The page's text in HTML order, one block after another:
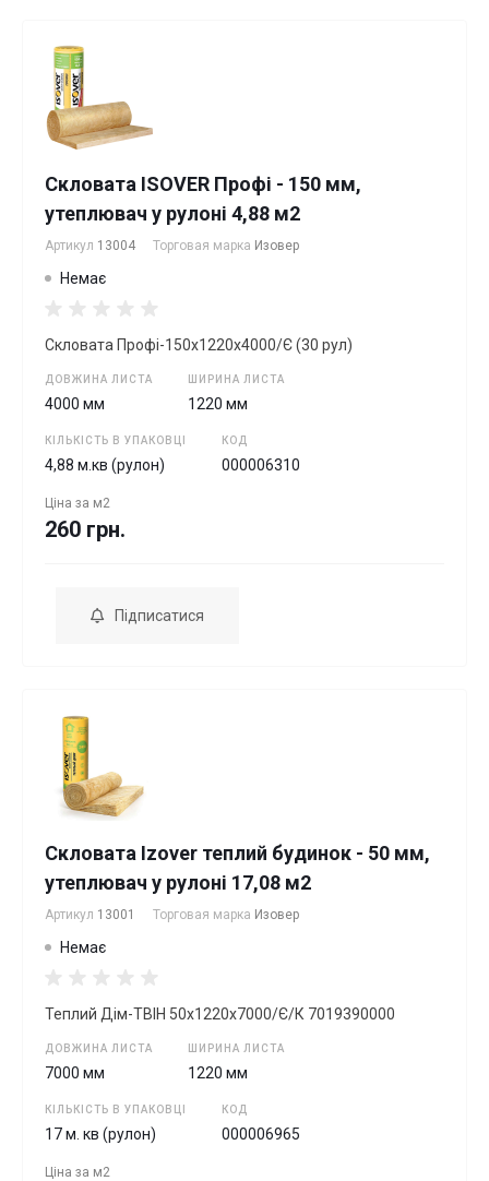
Скловата ISOVER Профі - 150 мм,
утеплювач у рулоні 4,88 м2
Артикул 13004 Торговая марка Изовер
Немає
Скловата Профі-150х1220х4000/Є (30 рул)
ДОВЖИНА ЛИСТА
4000 мм
ШИРИНА ЛИСТА
1220 мм
КІЛЬКІСТЬ В УПАКОВЦІ
4,88 м.кв (рулон)
КОД
000006310
Ціна за м2
260 грн.
Підписатися
Скловата Izover теплий будинок - 50 мм,
утеплювач у рулоні 17,08 м2
Артикул 13001 Торговая марка Изовер
Немає
Теплий Дім-ТВІН 50х1220х7000/Є/К 7019390000
ДОВЖИНА ЛИСТА
7000 мм
ШИРИНА ЛИСТА
1220 мм
КІЛЬКІСТЬ В УПАКОВЦІ
17 м. кв (рулон)
КОД
000006965
Ціна за м2